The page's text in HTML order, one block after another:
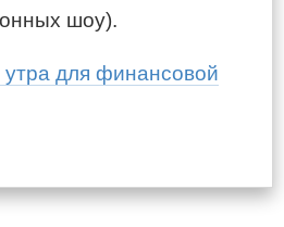
шоу).
утра для финансовой